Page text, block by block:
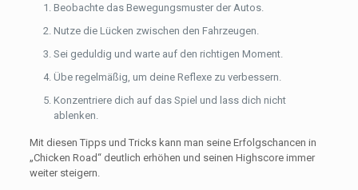
Beobachte das Bewegungsmuster der Autos.
Nutze die Lücken zwischen den Fahrzeugen.
Sei geduldig und warte auf den richtigen Moment.
Übe regelmäßig, um deine Reflexe zu verbessern.
Konzentriere dich auf das Spiel und lass dich nicht
ablenken.
Mit diesen Tipps und Tricks kann man seine Erfolgschancen in
„Chicken Road“ deutlich erhöhen und seinen Highscore immer
weiter steigern.